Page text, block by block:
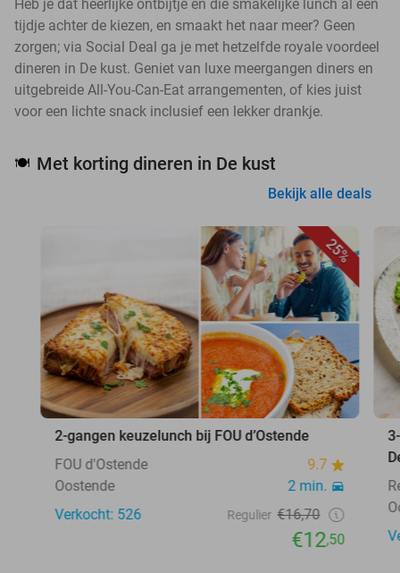
Heb je dat heerlijke ontbijtje en die smakelijke lunch al een
tijdje achter de kiezen, en smaakt het naar meer? Geen
zorgen; via Social Deal ga je met hetzelfde royale voordeel
dineren in De kust. Geniet van luxe meergangen diners en
uitgebreide All-You-Can-Eat arrangementen, of kies juist
voor een lichte snack inclusief een lekker drankje.
🍽️ Met korting dineren in De kust
Bekijk alle deals
25%
2-gangen keuzelunch bij FOU d’Ostende
FOU d'Ostende
9.7
Oostende
2 min.
Verkocht: 526
Regulier €16,70
€12,50